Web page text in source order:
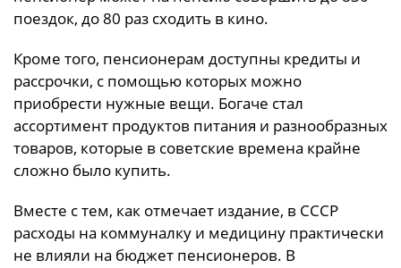
поездок, до 80 раз сходить в кино.
Кроме того, пенсионерам доступны кредиты и
рассрочки, с помощью которых можно
приобрести нужные вещи. Богаче стал
ассортимент продуктов питания и разнообразных
товаров, которые в советские времена крайне
сложно было купить.
Вместе с тем, как отмечает издание, в СССР
расходы на коммуналку и медицину практически
не влияли на бюджет пенсионеров. В